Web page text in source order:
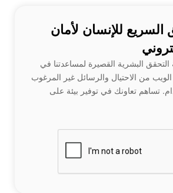
السريع للإنسان لأمان
البشرية القصيرة لمساعدتنا في
من الاحتيال والرسائل غير المرغوب
تساهم تعاونك في توفير بيئة على